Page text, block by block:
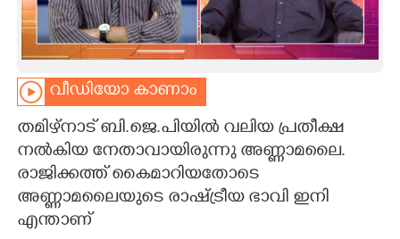
ART
ASTRO
CARTOONS
LITERATURE
ZOOM
വീഡിയോ കാണാം
തമിഴ്നാട് ബി.ജെ.പിയിൽ വലിയ പ്രതീക്ഷ
നൽകിയ നേതാവായിരുന്നു അണ്ണാമലൈ.
രാജിക്കത്ത് കൈമാറിയതോടെ
അണ്ണാമലൈയുടെ രാഷ്ട്രീയ ഭാവി ഇനി
എന്താണ്